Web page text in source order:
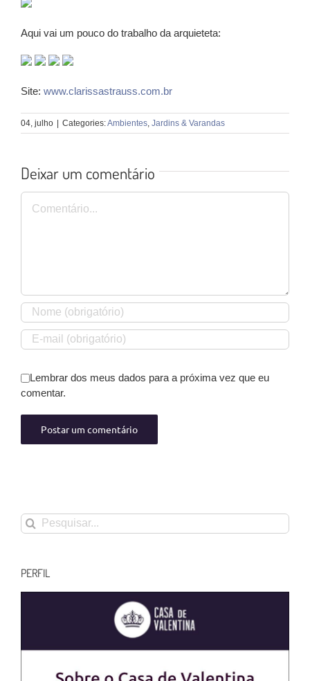
Aqui vai um pouco do trabalho da arquieteta:
Site: www.clarissastrauss.com.br
04, julho | Categories:Ambientes Jardins & Varandas
Deixar um comentário
Comentário
Lembrar dos meus dados para a próxima vez que eu
comentar.
Buscar
resultados
PERFIL